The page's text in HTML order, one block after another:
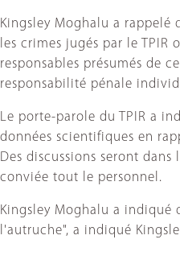
Kingsley Moghalu a
les crimes jugés par le
responsables présumés de
responsabilité pénale
Le porte-parole du TPIR a
données scientifiques en
Des discussions seront
conviée tout le personnel.
Kingsley Moghalu a
l'autruche", a indiqué